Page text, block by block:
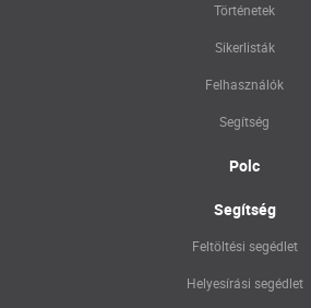
Történetek
Sikerlisták
Felhasználók
Segítség
Polc
Segítség
Feltöltési segédlet
Helyesírási segédlet